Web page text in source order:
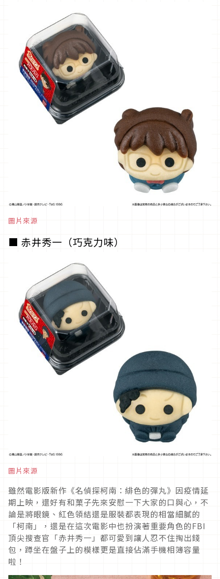
圖片來源
■ 赤井秀一（巧克力味）
圖片來源
雖然電影版新作《名偵探柯南：緋色的彈丸》因疫情延
期上映，還好有和菓子先來安慰一下大家的口與心，不
論是將眼鏡、紅色領結還是服裝都表現的相當細膩的
「柯南」，還是在這次電影中也扮演著重要角色的FBI
頂尖搜查官「赤井秀一」都可愛到讓人忍不住掏出錢
包，蹲坐在盤子上的模樣更是直接佔滿手機相簿容量
啦！